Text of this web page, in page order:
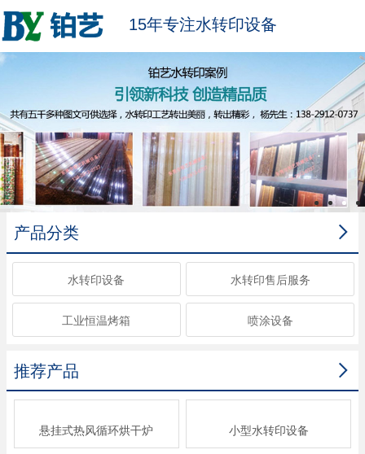
15年专注水转印设备

产品分类
水转印设备 水转印售后服务
工业恒温烤箱 喷涂设备

推荐产品
悬挂式热风循环烘干炉 小型水转印设备